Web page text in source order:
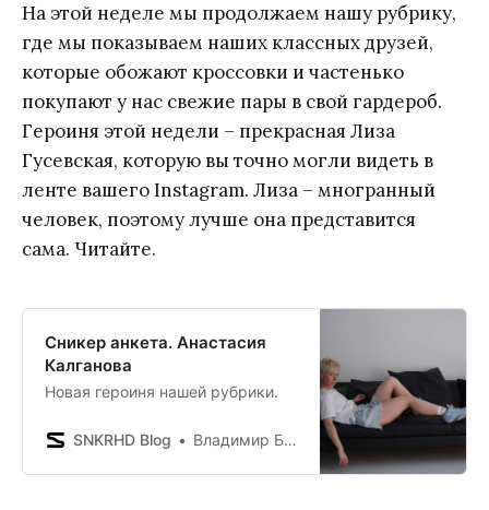
На этой неделе мы продолжаем нашу рубрику,
где мы показываем наших классных друзей,
которые обожают кроссовки и частенько
покупают у нас свежие пары в свой гардероб.
Героиня этой недели – прекрасная Лиза
Гусевская, которую вы точно могли видеть в
ленте вашего Instagram. Лиза – многранный
человек, поэтому лучше она представится
сама. Читайте.
Сникер анкета. Анастасия
Калганова
Новая героиня нашей рубрики.
SNKRHD Blog Владимир Борисенков